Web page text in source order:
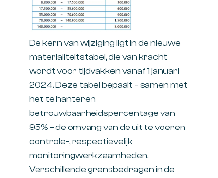
De kern van wijziging ligt in de nieuwe
materialiteitstabel, die van kracht
wordt voor tijdvakken vanaf 1 januari
2024. Deze tabel bepaalt – samen met
het te hanteren
betrouwbaarheidspercentage van
95% – de omvang van de uit te voeren
controle-, respectievelijk
monitoringwerkzaamheden.
Verschillende grensbedragen in de